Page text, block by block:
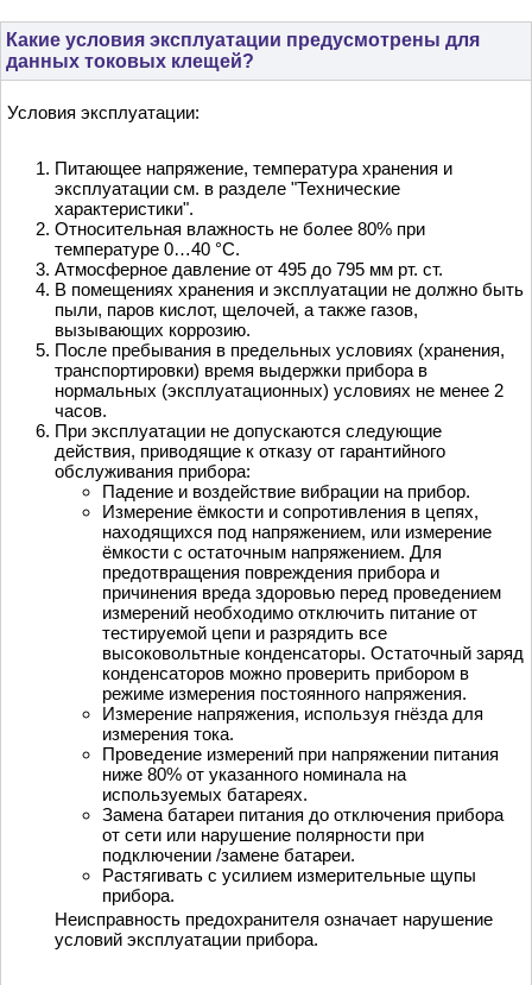
Какие условия эксплуатации предусмотрены для
данных токовых клещей?
Условия эксплуатации:
Питающее напряжение, температура хранения и
эксплуатации см. в разделе "Технические
характеристики".
Относительная влажность не более 80% при
температуре 0…40 °С.
Атмосферное давление от 495 до 795 мм рт. ст.
В помещениях хранения и эксплуатации не должно быть
пыли, паров кислот, щелочей, а также газов,
вызывающих коррозию.
После пребывания в предельных условиях (хранения,
транспортировки) время выдержки прибора в
нормальных (эксплуатационных) условиях не менее 2
часов.
При эксплуатации не допускаются следующие
действия, приводящие к отказу от гарантийного
обслуживания прибора:
Падение и воздействие вибрации на прибор.
Измерение ёмкости и сопротивления в цепях,
находящихся под напряжением, или измерение
ёмкости с остаточным напряжением. Для
предотвращения повреждения прибора и
причинения вреда здоровью перед проведением
измерений необходимо отключить питание от
тестируемой цепи и разрядить все
высоковольтные конденсаторы. Остаточный заряд
конденсаторов можно проверить прибором в
режиме измерения постоянного напряжения.
Измерение напряжения, используя гнёзда для
измерения тока.
Проведение измерений при напряжении питания
ниже 80% от указанного номинала на
используемых батареях.
Замена батареи питания до отключения прибора
от сети или нарушение полярности при
подключении /замене батареи.
Растягивать с усилием измерительные щупы
прибора.
Неисправность предохранителя означает нарушение
условий эксплуатации прибора.